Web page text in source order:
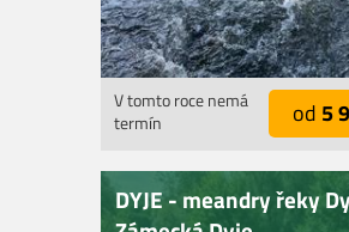
V tomto roce nemá
termín
od 5
DYJE - meandry řeky